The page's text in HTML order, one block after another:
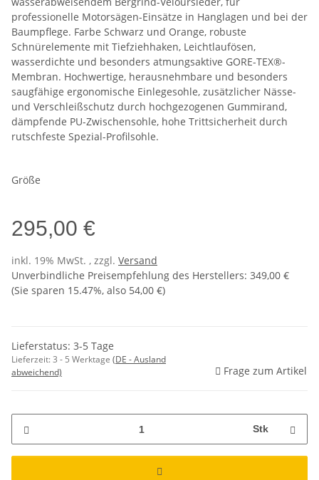
professionelle Motorsägen-Einsätze in Hanglagen und bei der
Baumpflege. Farbe Schwarz und Orange, robuste
Schnürelemente mit Tiefziehhaken, Leichtlaufösen,
wasserdichte und besonders atmungsaktive GORE-TEX®-
Membran. Hochwertige, herausnehmbare und besonders
saugfähige ergonomische Einlegesohle, zusätzlicher Nässe-
und Verschleißschutz durch hochgezogenen Gummirand,
dämpfende PU-Zwischensohle, hohe Trittsicherheit durch
rutschfeste Spezial-Profilsohle.
Größe
295,00 €
inkl. 19% MwSt. , zzgl. Versand
Unverbindliche Preisempfehlung des Herstellers: 349,00 €
(Sie sparen 15.47%, also 54,00 €)
Lieferstatus: 3-5 Tage
Lieferzeit:3 - 5 Werktage (DE - Ausland
abweichend)
Frage zum Artikel
Stk